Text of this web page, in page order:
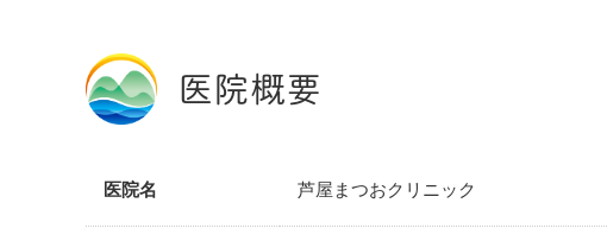
医院概要
医院名 芦屋まつおクリニック